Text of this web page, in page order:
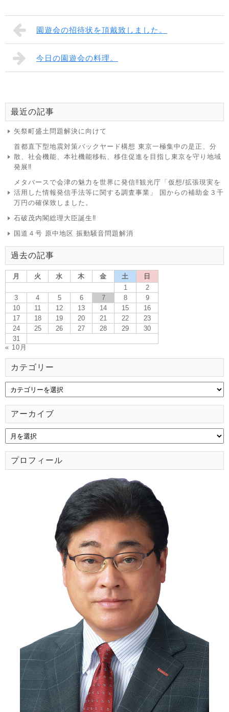
園遊会の招待状を頂戴致しました。
今日の園遊会の料理。
最近の記事
矢祭町盛土問題解決に向けて
首都直下型地震対策バックヤード構想 東京一極集中の是正、分
散、社会機能、本社機能移転、移住促進を目指し東京を守り地域
発展‼
メタバースで会津の魅力を世界に発信‼観光庁「仮想/拡張現実を
活用した情報発信手法等に関する調査事業」 国からの補助金３千
万円の確保致しました。
石破茂内閣総理大臣誕生‼
国道４号 原中地区 振動騒音問題解消
過去の記事
月 火 水 木 金 土
日
1
2
3
4 5 6 7 8
9
10
11 12 13 14 15
16
17
18 19 20 21 22
23
24
25 26 27 28 29
30
31
« 10月
カテゴリー
アーカイブ
プロフィール